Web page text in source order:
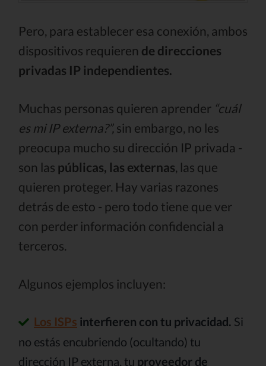
Pero, para establecer esa conexión, ambos
dispositivos requieren de direcciones
privadas IP independientes.
Muchas personas quieren aprender “cuál
es mi IP externa?”, sin embargo, no les
preocupa mucho su dirección IP privada -
son las públicas, las externas , las que
quieren proteger. Hay varias razones
detrás de esto - pero todo tiene que ver
con perder información confidencial a
terceros.
Algunos ejemplos incluyen:
Los ISPs interfieren con tu privacidad. Si
no estás encubriendo (ocultando) tu
dirección IP externa, tu proveedor de